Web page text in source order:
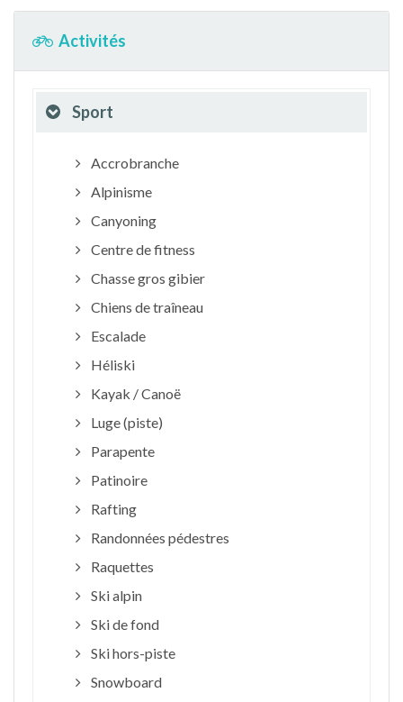
Activités
Sport
Accrobranche
Alpinisme
Canyoning
Centre de fitness
Chasse gros gibier
Chiens de traîneau
Escalade
Héliski
Kayak / Canoë
Luge (piste)
Parapente
Patinoire
Rafting
Randonnées pédestres
Raquettes
Ski alpin
Ski de fond
Ski hors-piste
Snowboard